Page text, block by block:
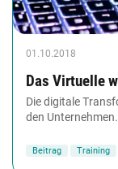
01.10.2018
Das Virtuelle
Die digitale
den
Beitrag Training